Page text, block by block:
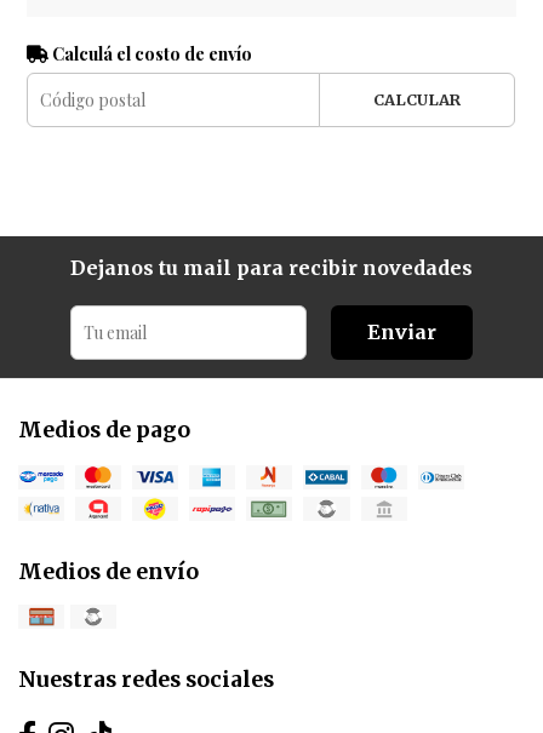
Calculá el costo de envío
CALCULAR
Dejanos tu mail para recibir novedades
Enviar
Medios de pago
Medios de envío
Nuestras redes sociales